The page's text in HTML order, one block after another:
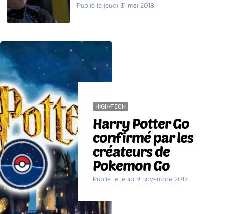
Publié le jeudi 31 mai 2018
HIGH-TECH
Harry Potter Go
confirmé par les
créateurs de
Pokemon Go
Publié le jeudi 9 novembre 2017